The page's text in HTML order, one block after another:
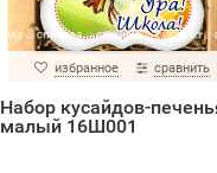
избранное сравнить
Набор кусайдов-
малый 16Ш001